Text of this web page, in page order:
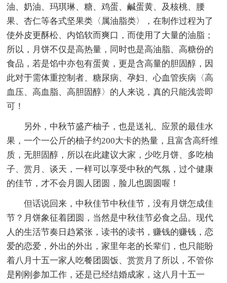
油、奶油、玛琪琳、糖、鸡蛋、鹹蛋黄、及核桃、腰
果、杏仁等各式坚果类〈属油脂类〉，在制作过程为了
使外皮更酥松、内馅软而爽口，而使用了大量的油脂；
所以，月饼不仅是高热量，同时也是高油脂、高糖份的
食品，若是馅中亦包有蛋黄，更是含高量的胆固醇，因
此对于需体重控制者、糖尿病、孕妇、心血管疾病〈高
血压、高血脂、高胆固醇〉的人来说，真的只能浅尝即
可！
另外，中秋节盛产柚子，也是送礼、应景的最佳水
果，一个一公斤的柚子约200大卡的热量，且富含高纤维
质，无胆固醇，所以在此建议大家，少吃月饼、多吃柚
子、赏月、谈天，一样可以享受中秋的气氛，过个健康
的佳节，才不会月圆人团圆，脸儿也圆圆喔！
但话说回来，中秋佳节中秋佳节，没有月饼怎成佳
节？月饼象征着团圆，当然是中秋佳节必食之品。现代
人的生活节奏日趋紧张，读书的读书，赚钱的赚钱，恋
爱的恋爱，外出的外出，家里年老的长辈们，也只能盼
着八月十五一家人吃餐团圆饭、赏赏月了所以，不管你
是刚刚参加工作，还是已经结婚成家，这八月十五一